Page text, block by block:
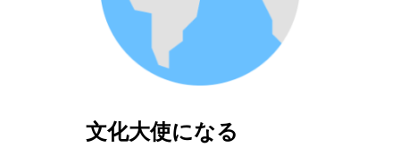
文化大使になる